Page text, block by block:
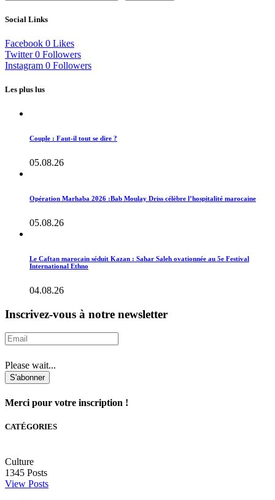
Social Links
Facebook 0 Likes
Twitter 0 Followers
Instagram 0 Followers
Les plus lus
Couple : Faut-il tout se dire ?
05.08.26
Opération Marhaba 2026 :Bab Moulay Driss célèbre l’hospitalité marocaine
05.08.26
Le Caftan marocain séduit Kazan : Sahar Saleh ovationnée au 5e Festival
International Ethno
04.08.26
Inscrivez-vous à notre newsletter
Please wait...
S'abonner
Merci pour votre inscription !
CATÉGORIES
Culture
1345 Posts
View Posts